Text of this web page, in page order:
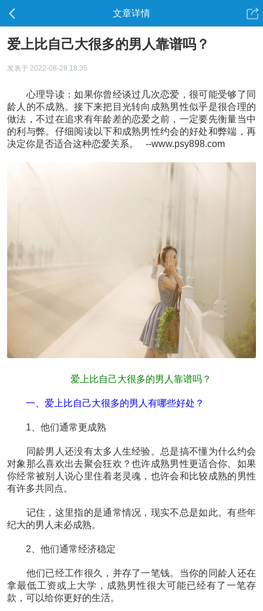
文章详情
爱上比自己大很多的男人靠谱吗？
发表于 2022-08-28 18:35
心理导读：如果你曾经谈过几次恋爱，很可能受够了同
龄人的不成熟。接下来把目光转向成熟男性似乎是很合理的
做法，不过在追求有年龄差的恋爱之前，一定要先衡量当中
的利与弊。仔细阅读以下和成熟男性约会的好处和弊端，再
决定你是否适合这种恋爱关系。 --www.psy898.com
爱上比自己大很多的男人靠谱吗？
一、爱上比自己大很多的男人有哪些好处？
1、他们通常更成熟
同龄男人还没有太多人生经验。总是搞不懂为什么约会
对象那么喜欢出去聚会狂欢？也许成熟男性更适合你。如果
你经常被别人说心里住着老灵魂，也许会和比较成熟的男性
有许多共同点。
记住，这里指的是通常情况，现实不总是如此。有些年
纪大的男人未必成熟。
2、他们通常经济稳定
他们已经工作很久，并存了一笔钱。当你的同龄人还在
拿最低工资或上大学，成熟男性很大可能已经有了一笔存
款，可以给你更好的生活。